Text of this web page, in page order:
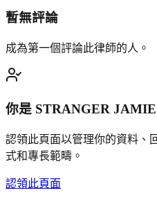
暫無評論
成為第一個評論此律師的人。
你是 STRANGER
認領此頁面以管理你的資料、
式和專長範疇。
認領此頁面